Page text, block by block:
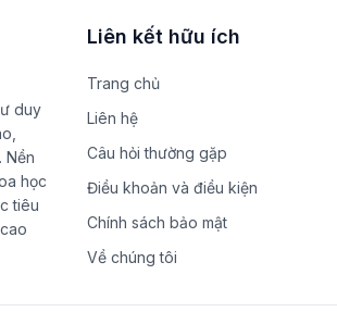
duy
Nền
học
tiêu
Liên kết hữu ích
Trang chủ
Liên hệ
Câu hỏi thường gặp
Điều khoản và điều kiện
Chính sách bảo mật
Về chúng tôi